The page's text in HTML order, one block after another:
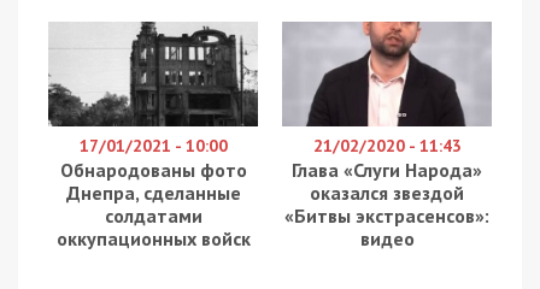
многомиллионные выигрыши структур,
подконтрольных Дубинским, и в 2016 году, стали
основанием для СМИ утверждать о
монополизации ими сферы ЖКХ в
Днепропетровской области.
Визиты Дубинских в облгосадминистрацию
также могут служить лишним наглядным
подтверждением лояльного отношения власти к
известным ей процессам…